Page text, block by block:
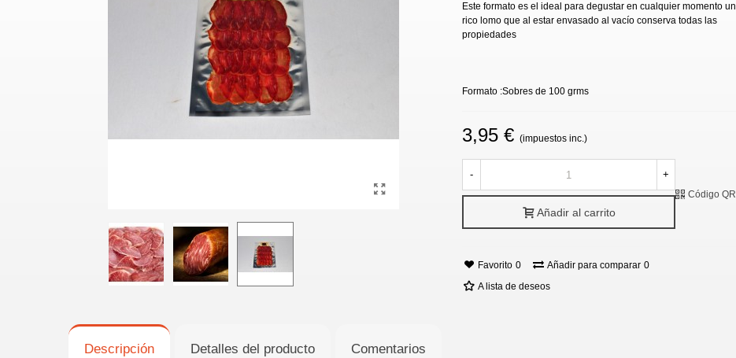
Este formato es el ideal para degustar en cualquier momento un
rico lomo que al estar envasado al vacío conserva todas las
propiedades
Formato :Sobres de 100 grms
3,95 € (impuestos inc.)
- +
Añadir al carrito
Código QR
Favorito 0 Añadir para comparar 0
A lista de deseos
Descripción Detalles del producto Comentarios